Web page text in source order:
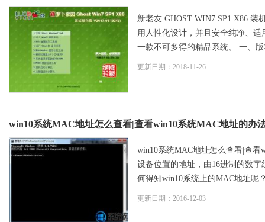
新老友 GHOST WIN7 SP1 X86 装
用人性化设计，并且安全纯净、
一款不可多得的精品系统。 一、
更新日期：2018-11-26
win10系统MAC地址怎么查看|查看win10系统MAC地址的办
win10系统MAC地址怎么查看|查
设备位置的地址，由16进制的数
何得知win10系统上的MAC地址呢
更新日期：2016-12-03